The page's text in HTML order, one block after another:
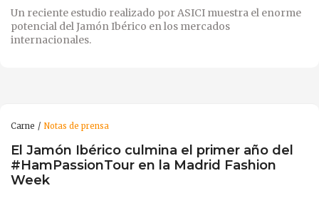
Un reciente estudio realizado por ASICI muestra el enorme
potencial del Jamón Ibérico en los mercados
internacionales.
Carne Notas de prensa
El Jamón Ibérico culmina el primer año del
#HamPassionTour en la Madrid Fashion
Week